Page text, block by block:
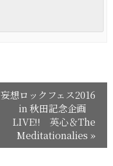
妄想ロックフェス2016
in 秋田記念企画
LIVE!! 英心＆The
Meditationalies »